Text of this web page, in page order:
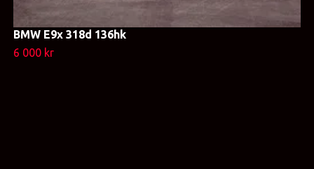
BMW E9x 318d 136hk
6 000 kr